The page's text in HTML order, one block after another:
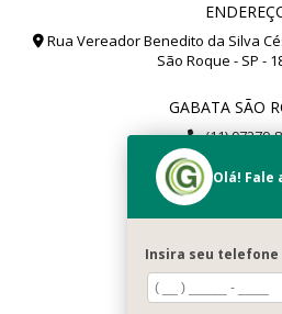
Rua Vereador Benedito da Silva
São Roque - SP -
GABATA SÃO
(11) 97279-
(11) 99112-
Home
Sobré Nós
Olá! Fale
Insira seu telefone